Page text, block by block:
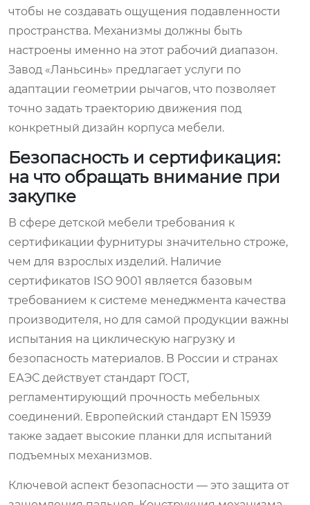
чтобы не создавать ощущения подавленности
пространства. Механизмы должны быть
настроены именно на этот рабочий диапазон.
Завод «Ланьсинь» предлагает услуги по
адаптации геометрии рычагов, что позволяет
точно задать траекторию движения под
конкретный дизайн корпуса мебели.
Безопасность и сертификация:
на что обращать внимание при
закупке
В сфере детской мебели требования к
сертификации фурнитуры значительно строже,
чем для взрослых изделий. Наличие
сертификатов ISO 9001 является базовым
требованием к системе менеджмента качества
производителя, но для самой продукции важны
испытания на циклическую нагрузку и
безопасность материалов. В России и странах
ЕАЭС действует стандарт ГОСТ,
регламентирующий прочность мебельных
соединений. Европейский стандарт EN 15939
также задает высокие планки для испытаний
подъемных механизмов.
Ключевой аспект безопасности — это защита от